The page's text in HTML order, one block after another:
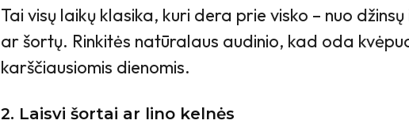
Tai visų laikų klasika, kuri dera prie visko – nuo džinsų
ar šortų. Rinkitės natūralaus audinio, kad oda
karščiausiomis dienomis.
2. Laisvi šortai ar lino kelnės